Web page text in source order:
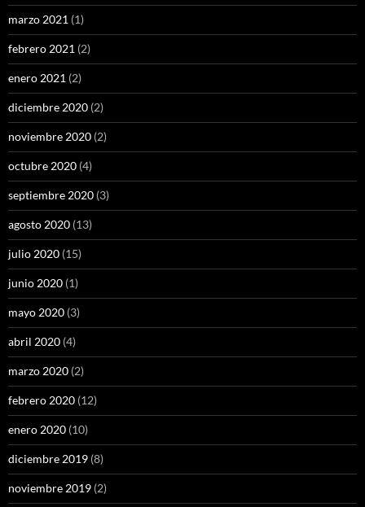
marzo 2021 (1)
febrero 2021 (2)
enero 2021 (2)
diciembre 2020 (2)
noviembre 2020 (2)
octubre 2020 (4)
septiembre 2020 (3)
agosto 2020 (13)
julio 2020 (15)
junio 2020 (1)
mayo 2020 (3)
abril 2020 (4)
marzo 2020 (2)
febrero 2020 (12)
enero 2020 (10)
diciembre 2019 (8)
noviembre 2019 (2)